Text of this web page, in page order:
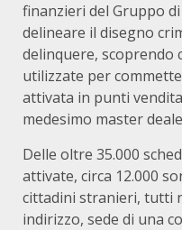
finanzieri del Gruppo
delineare il disegno
delinquere, scoprendo
utilizzate per
attivata in punti
medesimo master
Delle oltre 35.000
attivate, circa 12.000
cittadini stranieri, tutti
indirizzo, sede di una